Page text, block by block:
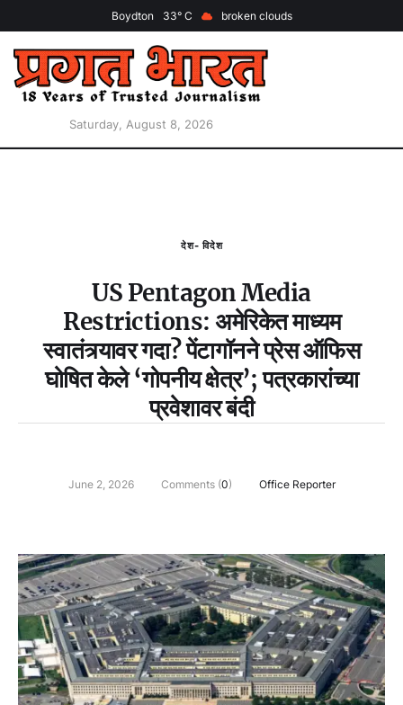
Boydton 33 broken clouds
Saturday, August 8, 2026
देश- विदेश
US Pentagon Media
Restrictions: अमेरिकेत माध्यम
स्वातंत्र्यावर गदा? पेंटागॉनने प्रेस ऑफिस
घोषित केले ‘गोपनीय क्षेत्र’; पत्रकारांच्या
प्रवेशावर बंदी
June 2, 2026 Comments (0) Office Reporter